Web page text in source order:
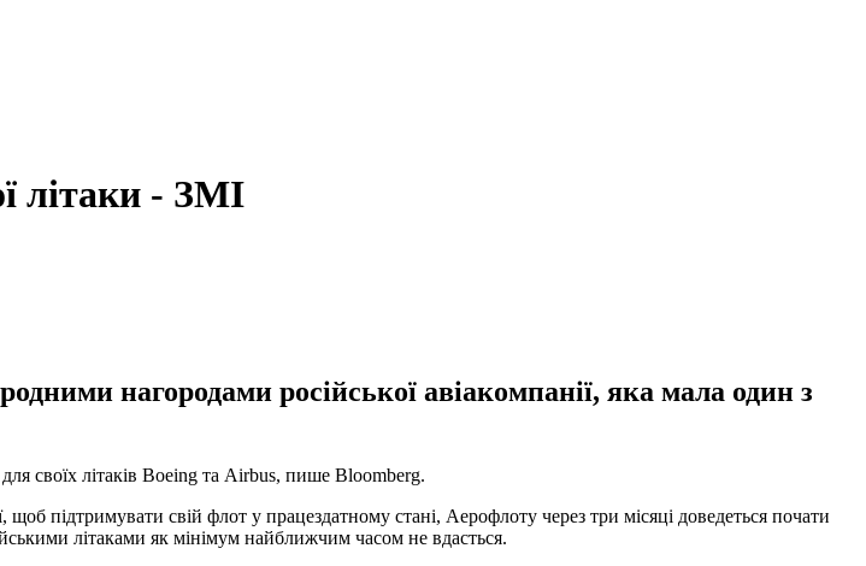
літаки - ЗМІ
нагородами російської авіакомпанії, яка мала один з
своїх літаків Boeing та Airbus, пише Bloomberg.
щоб підтримувати свій флот у працездатному стані, Аерофлоту через три місяці доведеться почати
літаками як мінімум найближчим часом не вдасться.